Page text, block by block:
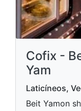
Cofix -
Yam
Laticíneos,
Beit Yamon